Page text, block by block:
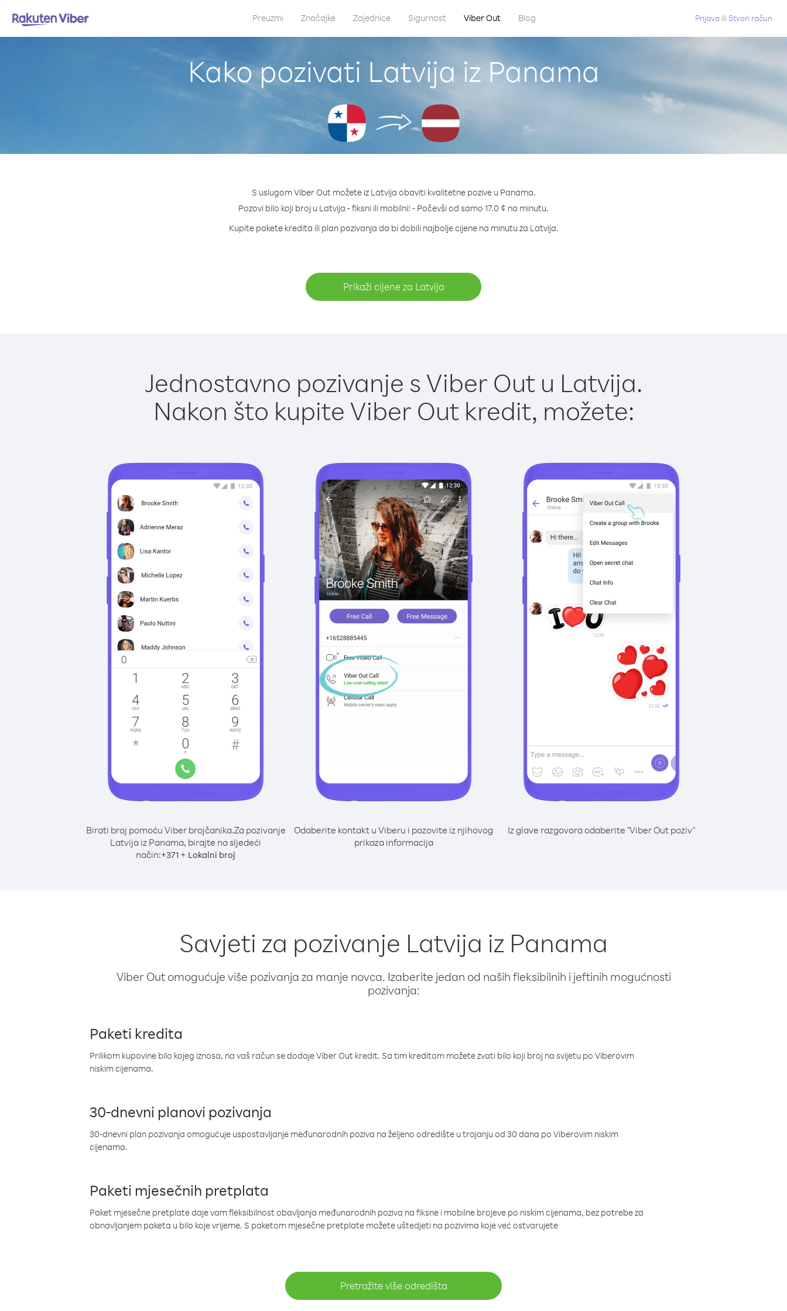
Preuzmi Značajke Zajednice Sigurnost Viber Out Blog Prijava ili Stvori račun
Kako pozivati Latvija iz Panama
S uslugom Viber Out možete iz Latvija obaviti kvalitetne pozive u Panama.
Pozovi bilo koji broj u Latvija - fiksni ili mobilni! - Počevši od samo 17.0 ¢ na minutu.
Kupite pakete kredita ili plan pozivanja da bi dobili najbolje cijene na minutu za Latvija.
Prikaži cijene za Latvija
Jednostavno pozivanje s Viber Out u Latvija.
Nakon što kupite Viber Out kredit, možete:
Birati broj pomoću Viber brojčanika.Za pozivanje
Latvija iz Panama, birajte na sljedeći
način:+371 + Lokalni broj
Odaberite kontakt u Viberu i pozovite iz njihovog
prikaza informacija
Iz glave razgovora odaberite "Viber Out poziv"
Savjeti za pozivanje Latvija iz Panama
Viber Out omogućuje više pozivanja za manje novca. Izaberite jedan od naših fleksibilnih i jeftinih mogućnosti
pozivanja:
Paketi kredita
Prilikom kupovine bilo kojeg iznosa, na vaš račun se dodaje Viber Out kredit. Sa tim kreditom možete zvati bilo koji broj na svijetu po Viberovim
niskim cijenama.
30-dnevni planovi pozivanja
30-dnevni plan pozivanja omogućuje uspostavljanje međunarodnih poziva na željeno odredište u trajanju od 30 dana po Viberovim niskim
cijenama.
Paketi mjesečnih pretplata
Paket mjesečne pretplate daje vam fleksibilnost obavljanja međunarodnih poziva na fiksne i mobilne brojeve po niskim cijenama, bez potrebe za
obnavljanjem paketa u bilo koje vrijeme. S paketom mjesečne pretplate možete uštedjeti na pozivima koje već ostvarujete
Pretražite više odredišta